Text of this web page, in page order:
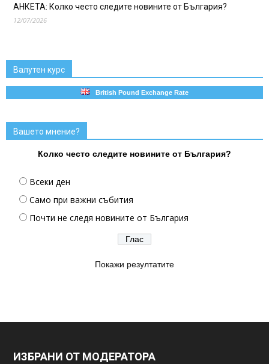
АНКЕТА: Колко често следите новините от България?
12/07/2026
Валутен курс
British Pound Exchange Rate
Вашето мнение?
Колко често следите новините от България?
Всеки ден
Само при важни събития
Почти не следя новините от България
Покажи резултатите
ИЗБРАНИ ОТ МОДЕРАТОРА